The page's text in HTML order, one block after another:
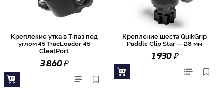
Крепление утка в Т-паз под
углом 45 TracLoader 45
CleatPort
3 860₽
Крепление шеста QuikGrip
Paddle Clip Star — 28 мм
1 930₽